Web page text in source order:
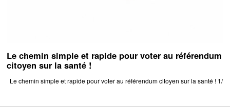
Le chemin simple et rapide pour voter au référendum
citoyen sur la santé !
Le chemin simple et rapide pour voter au référendum citoyen sur la santé ! 1/